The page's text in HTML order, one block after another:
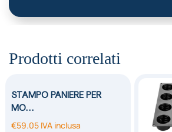
Prodotti correlati
STAMPO PANIERE PER
MO…
€59.05 IVA inclusa